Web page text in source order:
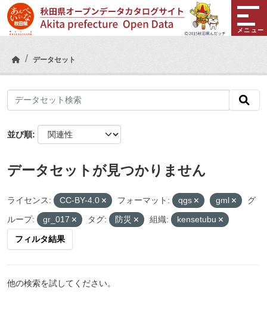
Skip to main content
メニュー
データセット
並び順
データセットが見つかりません
ライセンス: CC-BY-4.0 フォーマット: qgs gml
グ
ループ:
gr_017 タグ: 防災 組織: kensetubu
フィルタ結果
他の検索を試してください。